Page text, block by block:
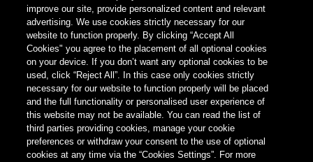
укажите свою страну ниже
Страна
Нидерланды
improve our site, provide personalized content and relevant
advertising. We use cookies strictly necessary for our
website to function properly. By clicking “Accept All
Cookies" you agree to the placement of all optional cookies
on your device. If you don’t want any optional cookies to be
used, click “Reject All”. In this case only cookies strictly
necessary for our website to function properly will be placed
and the full functionality or personalised user experience of
this website may not be available. You can read the list of
third parties providing cookies, manage your cookie
preferences or withdraw your consent to the use of optional
cookies at any time via the “Cookies Settings”. For more